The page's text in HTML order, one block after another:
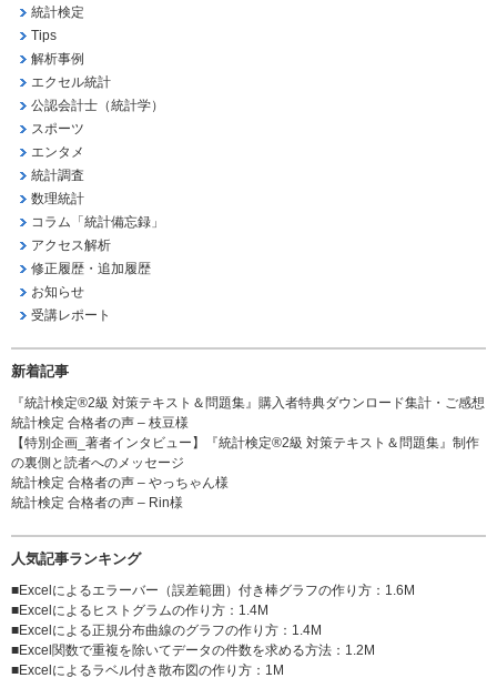
統計検定
Tips
解析事例
エクセル統計
公認会計士（統計学）
スポーツ
エンタメ
統計調査
数理統計
コラム「統計備忘録」
アクセス解析
修正履歴・追加履歴
お知らせ
受講レポート
新着記事
『統計検定®2級 対策テキスト＆問題集』購入者特典ダウンロード集計・ご感想
統計検定 合格者の声 – 枝豆様
【特別企画_著者インタビュー】『統計検定®2級 対策テキスト＆問題集』制作
の裏側と読者へのメッセージ
統計検定 合格者の声 – やっちゃん様
統計検定 合格者の声 – Rin様
人気記事ランキング
■Excelによるエラーバー（誤差範囲）付き棒グラフの作り方 ：1.6M
■Excelによるヒストグラムの作り方 ：1.4M
■Excelによる正規分布曲線のグラフの作り方 ：1.4M
■Excel関数で重複を除いてデータの件数を求める方法 ：1.2M
■Excelによるラベル付き散布図の作り方 ：1M